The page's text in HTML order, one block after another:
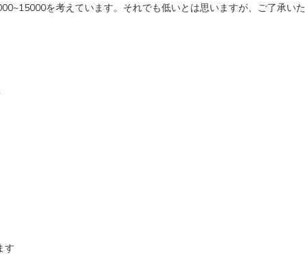
を考えています。それでも低いとは思いますが、ご了承いた
す